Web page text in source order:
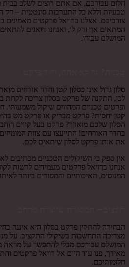
חלום עבורכם, אם אתם רוצים לשלב בבית
טבעיות וללא כל התערבות סינטטית –
צורכיכם. אצלנו ברויאל פרקטים מאמינים
המתאים אך ורק לו, ואנחנו דואגים
המושלם עבורו.
סלון גדול אינו כסלון קטן וחדר אורחים
לכן, התקנה של פרקט בסלון צריכה לקחת
ופרטים טכניים המהווים שיקול
קטן יחסית? פרקט מבריק או פרקט מט
הסלון שלכם מוארך? פרקט בעל קווים
בחדר האורחים! התייעצו עם צוות
את אותו פרקט לסלון שיתאים לכם.
אין ספק כי השיקולים הטכניים מכתיבים
אנחנו ברויאל פרקטים מעמידים לרשות
המנוסים, האיכותיים והמסורים ביותר
הבחירה להתקין פרקט בסלון היא איננה
מצריכה התחשבות בשיקולי התקציב. על
המושלם עבורכם מבלי להתפשר על מראה
מאידך, פנו עוד היום אל רויאל פרקטים
חלומותיכם.